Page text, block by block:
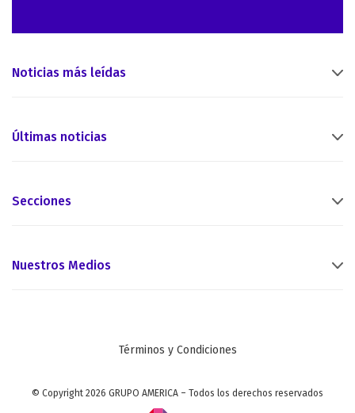
Noticias más leídas
Últimas noticias
Secciones
Nuestros Medios
Términos y Condiciones
© Copyright 2026 GRUPO AMERICA – Todos los derechos reservados